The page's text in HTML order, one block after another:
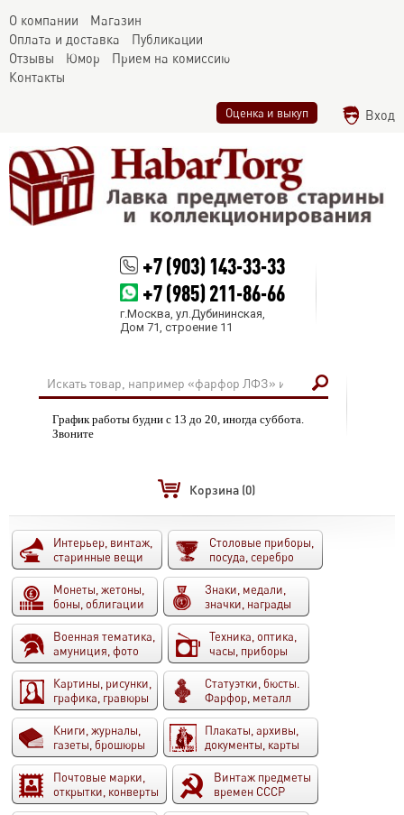
О компании
Магазин
Оплата и доставка
Публикации
Отзывы
Юмор
Прием на комиссию
Контакты
Оценка и выкуп Вход
+7 (903) 143-33-33
+7 (985) 211-86-66
г.Москва, ул.Дубининская,
Дом 71, строение 11
График работы будни с 13 до 20, иногда суббота.
Звоните
Корзина (0)
Интерьер, винтаж,
старинные вещи
Столовые приборы,
посуда, серебро
Монеты, жетоны,
боны, облигации
Знаки, медали,
значки, награды
Военная тематика,
амуниция, фото
Техника, оптика,
часы, приборы
Картины, рисунки,
графика, гравюры
Статуэтки, бюсты.
Фарфор, металл
Книги, журналы,
газеты, брошюры
Плакаты, архивы,
документы, карты
Почтовые марки,
открытки, конверты
Винтаж предметы
времен СССР